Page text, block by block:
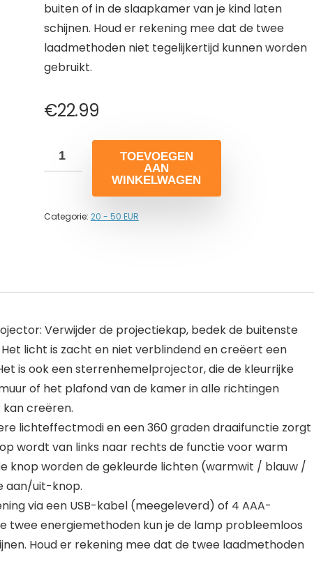
buiten of in de slaapkamer van je kind laten
schijnen. Houd er rekening mee dat de twee
laadmethoden niet tegelijkertijd kunnen worden
gebruikt.
€22.99
TOEVOEGEN
AAN
WINKELWAGEN
Categorie: 20 - 50 EUR
Verwijder de projectiekap, bedek de buitenste
licht is zacht en niet verblindend en creëert een
is ook een sterrenhemelprojector, die de kleurrijke
of het plafond van de kamer in alle richtingen
creëren.
lichteffectmodi en een 360 ​​graden draaifunctie zorgt
wordt van links naar rechts de functie voor warm
knop worden de gekleurde lichten (warmwit / blauw /
aan/uit-knop.
via een USB-kabel (meegeleverd) of 4 AAA-
twee energiemethoden kun je de lamp probleemloos
Houd er rekening mee dat de twee laadmethoden